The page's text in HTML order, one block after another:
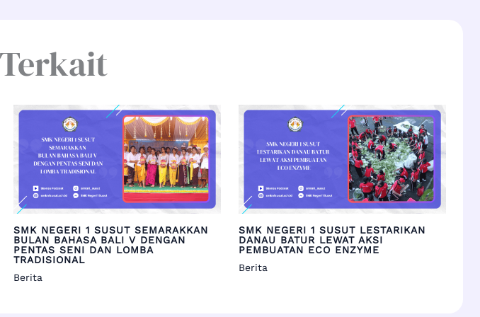
SMK NEGERI 1 SUSUT SEMARAKKAN
BULAN BAHASA BALI V DENGAN
PENTAS SENI DAN LOMBA
TRADISIONAL
Berita
SMK NEGERI 1 SUSUT LESTARIKAN
DANAU BATUR LEWAT AKSI
PEMBUATAN ECO ENZYME
Berita